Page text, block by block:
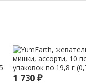
1 730 ₽